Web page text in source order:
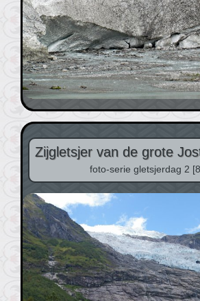
Zijgletsjer van de grote
foto-serie gletsjerdag 2